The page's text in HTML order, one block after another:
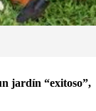
jardín “exitoso”,